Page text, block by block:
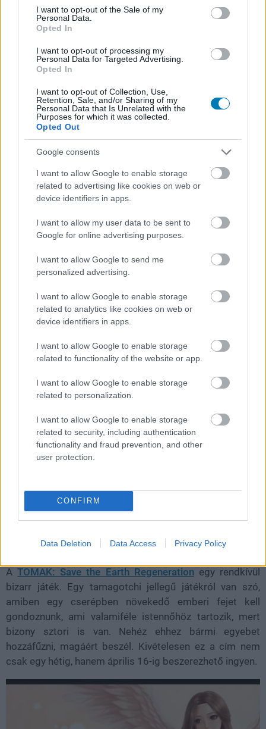
consent section.
I want to opt-out of the Sale of my
Personal Data.
Opted In
I want to opt-out of processing my
Personal Data for Targeted Advertising.
Opted In
I want to opt-out of Collection, Use,
Retention, Sale, and/or Sharing of my
Personal Data that Is Unrelated with the
Purposes for which it was collected.
Opted Out
Google consents
I want to allow Google to enable storage
related to advertising like cookies on web or
device identifiers in apps.
I want to allow my user data to be sent to
Google for online advertising purposes.
I want to allow Google to send me
personalized advertising.
I want to allow Google to enable storage
related to analytics like cookies on web or
device identifiers in apps.
I want to allow Google to enable storage
related to functionality of the website or app.
I want to allow Google to enable storage
related to personalization.
I want to allow Google to enable storage
related to security, including authentication
functionality and fraud prevention, and other
user protection.
CONFIRM
Data Deletion Data Access Privacy Policy
Hozzászólások
Rendhagyó módon ad ingyen
játékot az Epic Games Store
ezen a héten
2026 április 2. 17:05
És a játék is meglehetősen bizarr, amit
Unmute Loaded:
21.02%
Ismét eljött a csütörtök, ami egyet jelent az új
ajándékokkal az Epic Games Store kínálatában. Az
ingyenesen beszerezhető, ez az ajánlat azonban
mostanra lejárt, így aki lemaradt róla, már nem tudja
pótolni.
Az előző akció ugyan véget ért, de nem kell csüggedni,
hiszen megérkezett a friss kínálat: ezúttal két újabb játék
Zone húzható be térítésmentesen, így ismét érdemes
ellátogatni az áruházba.
ATOMAK: Save the Earth Regenerationegy rendkívül
bizarr játék. Egy tamagotchi jellegű játékról van szó,
amiben egy cserépben növekedő emberi fejet kell
gondoznunk, ami valamiféle istennőhöz tartozik, mert
bizony sztori is van. Nehéz ehhez bármi egyebet
hozzáfűzni, magáért beszél. Kivételesen ez a cím nem
csak egy hétig, hanem április 16-ig beszerezhető ingyen.